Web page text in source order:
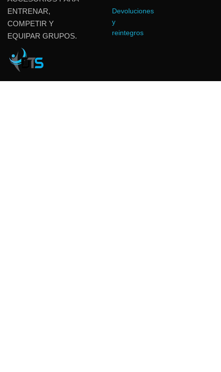
ENTRENAR,
COMPETIR Y
EQUIPAR GRUPOS.
Devoluciones
y
reintegros